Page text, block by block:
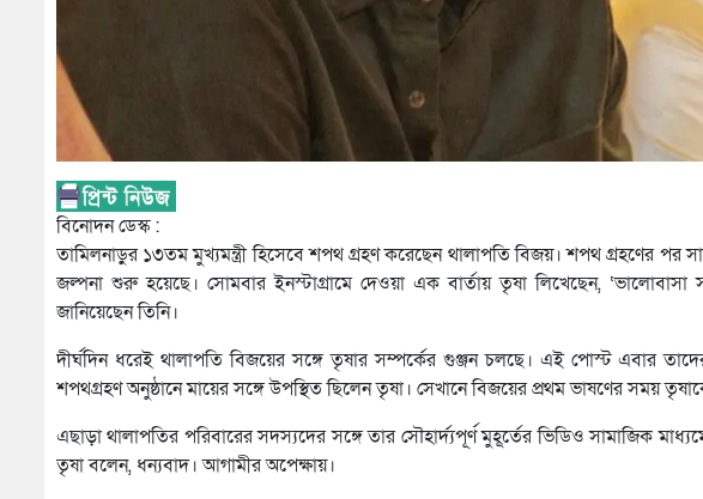
বিনোদন ডেস্ক :
তামিলনাড়ুর ১৩তম মুখ্যমন্ত্রী হিসেবে শপথ গ্রহণ করেছেন থালাপতি বিজয়। শপথ গ্রহণের পর
জল্পনা শুরু হয়েছে। সোমবার ইনস্টাগ্রামে দেওয়া এক বার্তায় তৃষা লিখেছেন, ‘ভালোবাসা
জানিয়েছেন তিনি।
দীর্ঘদিন ধরেই থালাপতি বিজয়ের সঙ্গে তৃষার সম্পর্কের গুঞ্জন চলছে। এই পোস্ট এবার
শপথগ্রহণ অনুষ্ঠানে মায়ের সঙ্গে উপস্থিত ছিলেন তৃষা। সেখানে বিজয়ের প্রথম ভাষণের সময়
এছাড়া থালাপতির পরিবারের সদস্যদের সঙ্গে তার সৌহার্দ্যপূর্ণ মুহূর্তের ভিডিও সামাজিক
তৃষা বলেন, ধন্যবাদ। আগামীর অপেক্ষায়।